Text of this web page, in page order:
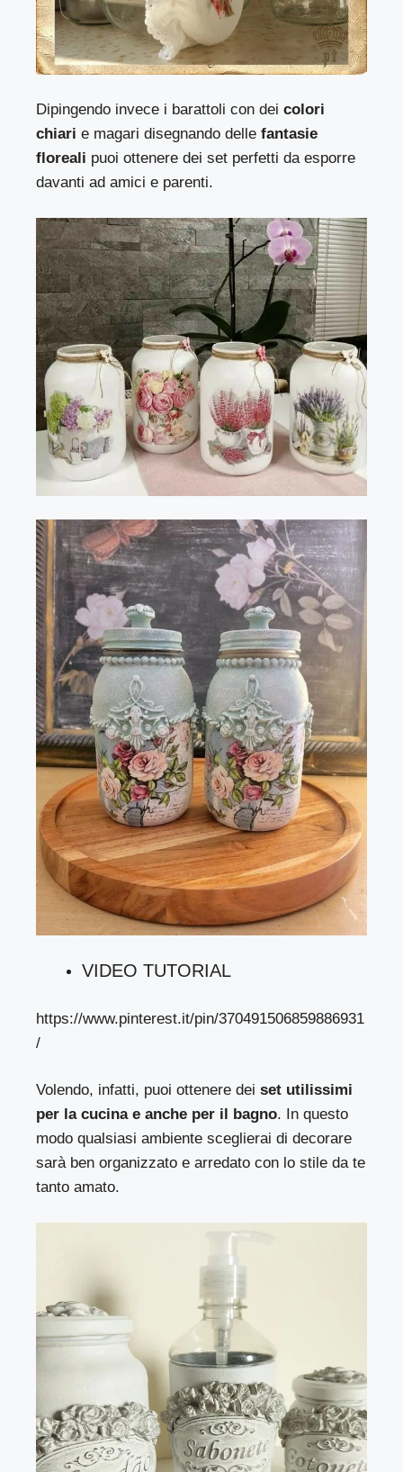
Dipingendo invece i barattoli con deicolori
chiari e magari disegnando dellefantasie
floreali puoi ottenere dei set perfetti da esporre
davanti ad amici e parenti.
VIDEO TUTORIAL
https://www.pinterest.it/pin/370491506859886931
/
Volendo, infatti, puoi ottenere deiset utilissimi
per la cucina e anche per il bagno. In questo
modo qualsiasi ambiente sceglierai di decorare
sarà ben organizzato e arredato con lo stile da te
tanto amato.